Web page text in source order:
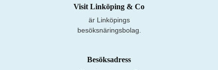
Visit Linköping & Co
är Linköpings
besöksnäringsbolag.
Besöksadress